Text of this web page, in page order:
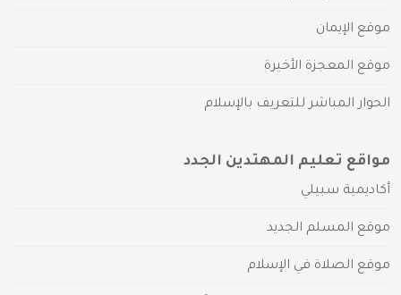
موقع الإيمان
موقع المعجزة الأخيرة
الحوار المباشر للتعريف بالإسلام
مواقع تعليم المهتدين الجدد
أكاديمية سبيلي
موقع المسلم الجديد
موقع الصلاة في الإسلام